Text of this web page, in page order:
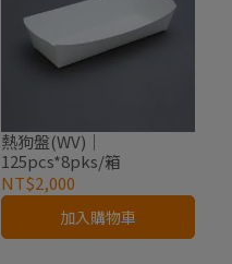
熱狗盤(WV)｜
125pcs*8pks/箱
NT$2,000
加入購物車